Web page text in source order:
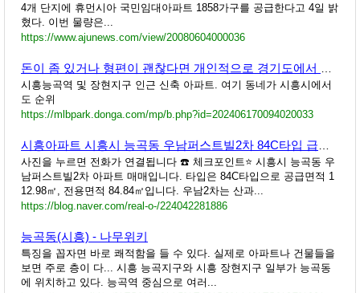
4개 단지에 휴먼시아 국민임대아파트 1858가구를 공급한다고 4일 밝
혔다. 이번 물량은...
https://www.ajunews.com/view/20080604000036
시흥능곡역 및 장현지구 인근 신축 아파트. 여기 동네가 시흥시에서
도 순위
https://mlbpark.donga.com/mp/b.php?id=202406170094020033
사진을 누르면 전화가 연결됩니다 ☎️ 체크포인트⭐ 시흥시 능곡동 우
남퍼스트빌2차 아파트 매매입니다. 타입은 84C타입으로 공급면적 1
12.98㎡, 전용면적 84.84㎡입니다. 우남2차는 산과...
https://blog.naver.com/real-o-/224042281886
능곡동(시흥) - 나무위키
특징을 꼽자면 바로 쾌적함을 들 수 있다. 실제로 아파트나 건물들을
보면 주로 층이 다... 시흥 능곡지구와 시흥 장현지구 일부가 능곡동
에 위치하고 있다. 능곡역 중심으로 여러...